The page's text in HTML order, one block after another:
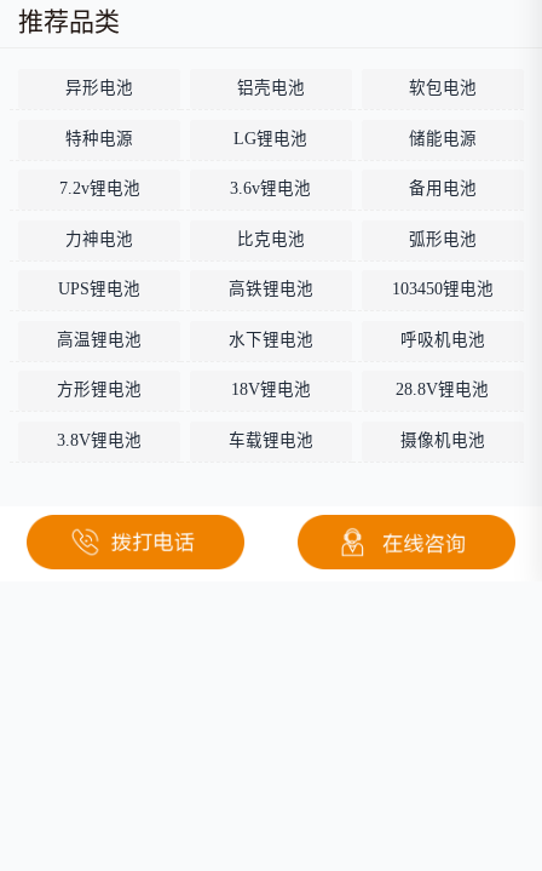
推荐品类
异形电池 铝壳电池 软包电池
特种电源 LG锂电池 储能电源
7.2v锂电池 3.6v锂电池 备用电池
力神电池 比克电池 弧形电池
UPS锂电池 高铁锂电池 103450锂电池
高温锂电池 水下锂电池 呼吸机电池
方形锂电池 18V锂电池 28.8V锂电池
3.8V锂电池 车载锂电池 摄像机电池